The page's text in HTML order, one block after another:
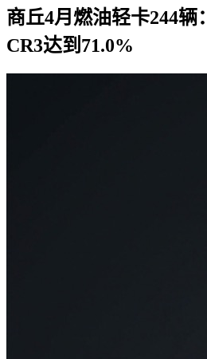
商丘4月燃油轻卡244辆
CR3达到71.0%